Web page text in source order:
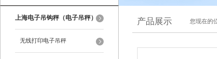
上海电子吊钩秤（电子吊秤）
无线打印电子吊秤
产品展示 您现在的